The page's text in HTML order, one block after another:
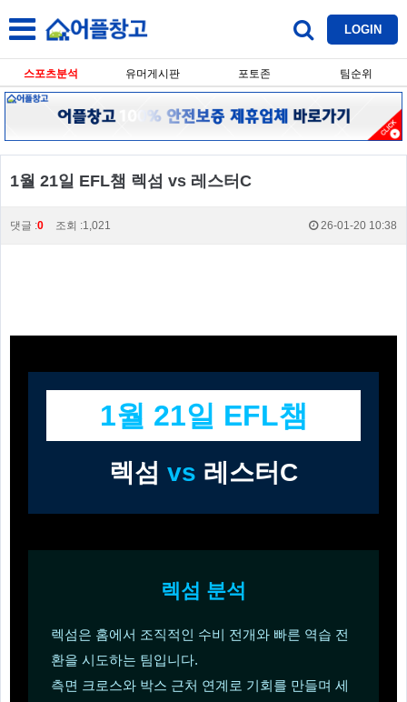
LOGIN
스포츠분석 유머게시판 포토존 팀순위
1월 21일 EFL챔 렉섬 vs 레스터C
댓글 :0 조회 :1,021 26-01-20 10:38
1월 21일 EFL챔
렉섬 vs 레스터C
렉섬 분석
렉섬은 홈에서 조직적인 수비 전개와 빠른 역습 전
환을 시도하는 팀입니다.
측면 크로스와 박스 근처 연계로 기회를 만들며 세